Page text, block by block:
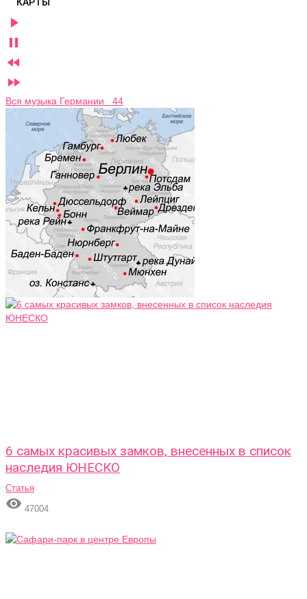




Вся музыка Германии 44
6 самых красивых замков, внесенных в список
наследия ЮНЕСКО
Статья
 47004